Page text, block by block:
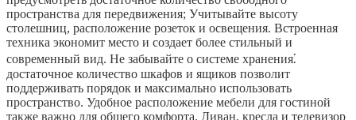
пространства для передвижения; Учитывайте высоту
столешниц, расположение розеток и освещения. Встроенная
техника экономит место и создает более стильный и
современный вид. Не забывайте о системе хранения⁚
достаточное количество шкафов и ящиков позволит
поддерживать порядок и максимально использовать
пространство. Удобное расположение мебели для гостиной
также важно для общего комфорта. Диван, кресла и телевизор